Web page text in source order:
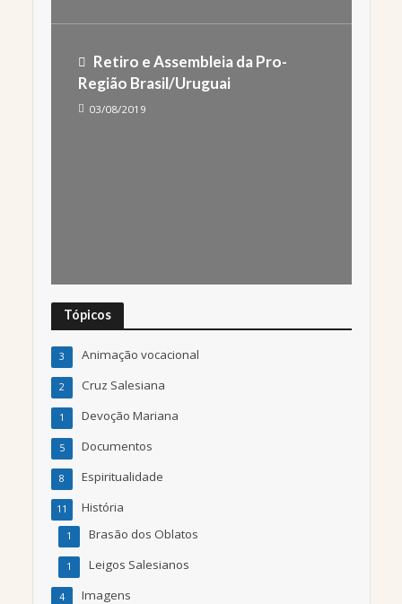
Retiro e Assembleia da Pro-
Região Brasil/Uruguai
03/08/2019
Tópicos
Animação vocacional
3
Cruz Salesiana
2
Devoção Mariana
1
Documentos
5
Espiritualidade
8
História
11
Brasão dos Oblatos
1
Leigos Salesianos
1
Imagens
4